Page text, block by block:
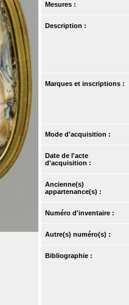
Mesures :
Description :
Marques et inscriptions :
Mode d'acquisition :
Date de l'acte
d'acquisition :
Ancienne(s)
appartenance(s) :
Numéro d'inventaire :
Autre(s) numéro(s) :
Bibliographie :